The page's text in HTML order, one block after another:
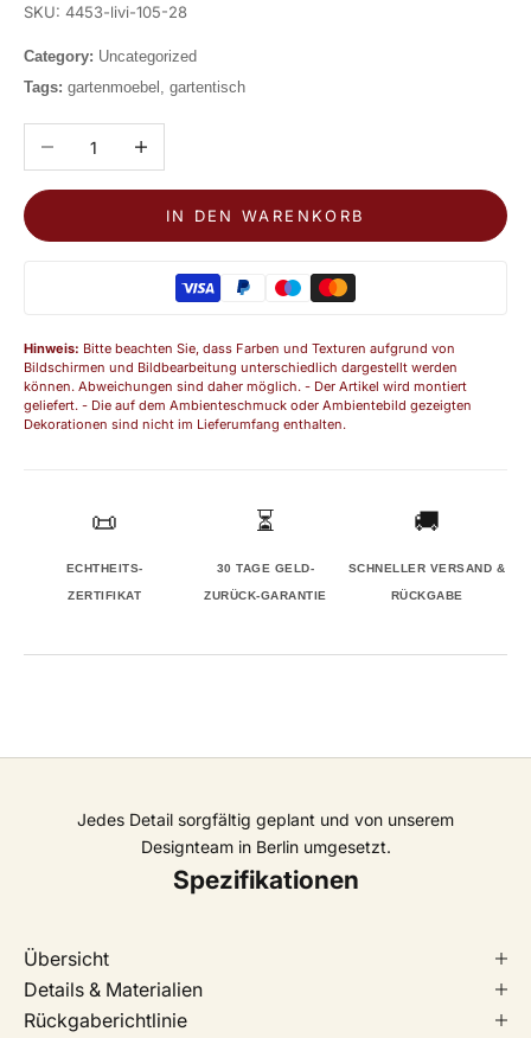
SKU: 4453-livi-105-28
Category: Uncategorized
Tags: gartenmoebel, gartentisch
Anzahl verringernAnzahl erhöhen
IN DEN WARENKORB
Hinweis: Bitte beachten Sie, dass Farben und Texturen aufgrund von
Bildschirmen und Bildbearbeitung unterschiedlich dargestellt werden
können. Abweichungen sind daher möglich. - Der Artikel wird montiert
geliefert. - Die auf dem Ambienteschmuck oder Ambientebild gezeigten
Dekorationen sind nicht im Lieferumfang enthalten.
📜
ECHTHEITS-
ZERTIFIKAT
⏳
30 TAGE GELD-
ZURÜCK-GARANTIE
🚚
SCHNELLER VERSAND &
RÜCKGABE
Jedes Detail sorgfältig geplant und von unserem
Designteam in Berlin umgesetzt.
Spezifikationen
Übersicht
Details & Materialien
Rückgaberichtlinie